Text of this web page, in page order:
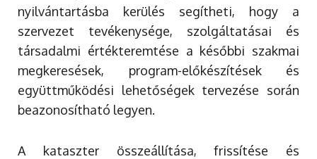
nyilvántartásba kerülés segítheti, hogy a
szervezet tevékenysége, szolgáltatásai és
társadalmi értékteremtése a későbbi szakmai
megkeresések, program-előkészítések és
együttműködési lehetőségek tervezése során
beazonosítható legyen.
A kataszter összeállítása, frissítése és